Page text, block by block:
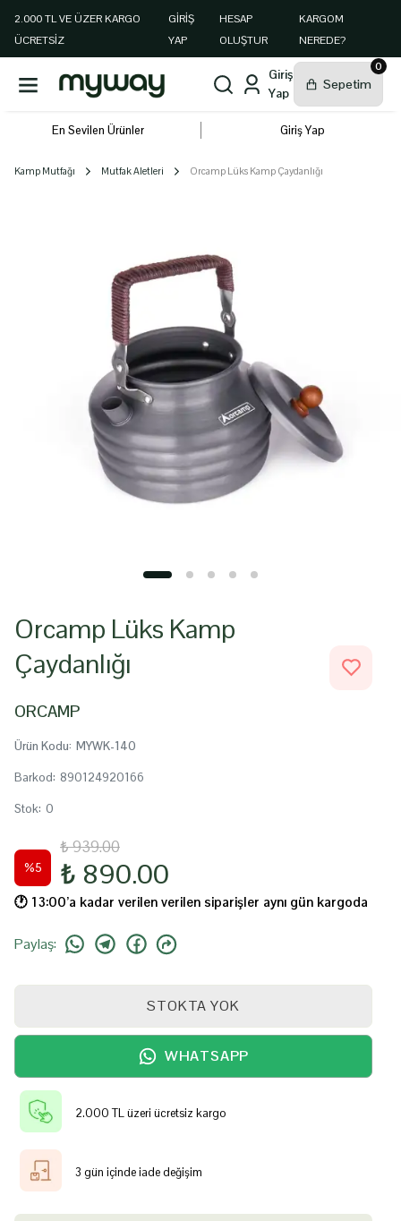
2.000 TL VE ÜZER KARGO
ÜCRETSİZ
GIRIŞ
YAP
HESAP
OLUŞTUR
KARGOM
NEREDE?
0
En Sevilen Ürünler Giriş Yap
Kamp Mutfağı Mutfak Aletleri Orcamp Lüks Kamp Çaydanlığı
Orcamp Lüks Kamp
Çaydanlığı
ORCAMP
Ürün Kodu: MYWK-140
Barkod: 890124920166
Stok: 0
%5
₺ 939.00
₺ 890.00
🕐️ 13:00’a kadar verilen verilen siparişler aynı gün kargoda
Paylaş:
STOKTA YOK
WHATSAPP
2.000 TL üzeri ücretsiz kargo
3 gün içinde iade değişim